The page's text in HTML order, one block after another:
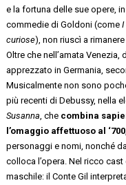
e la fortuna delle sue opere,
commedie di Goldoni (comeI
curiose), non riuscì a
Oltre che nell’amata
apprezzato in Germania,
Musicalmente non sono
più recenti di Debussy, nella
Susanna , che combina
l’omaggio affettuoso al ‘700
personaggi e nomi, nonché
colloca l’opera. Nel ricco
maschile: il Conte Gil